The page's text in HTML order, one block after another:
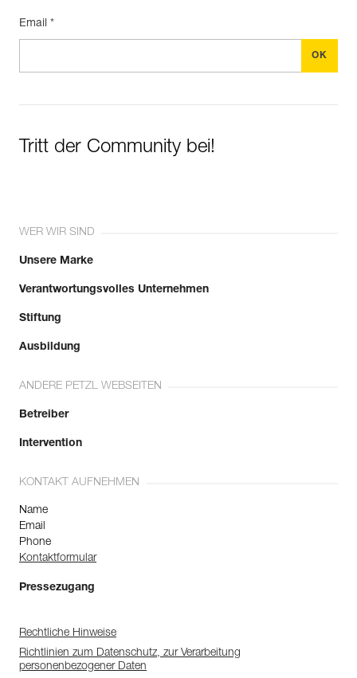
Email *
Tritt der Community bei!
WER WIR SIND
Unsere Marke
Verantwortungsvolles Unternehmen
Stiftung
Ausbildung
ANDERE PETZL WEBSEITEN
Betreiber
Intervention
KONTAKT AUFNEHMEN
Name
Email
Phone
Kontaktformular
Pressezugang
Rechtliche Hinweise
Richtlinien zum Datenschutz, zur Verarbeitung
personenbezogener Daten